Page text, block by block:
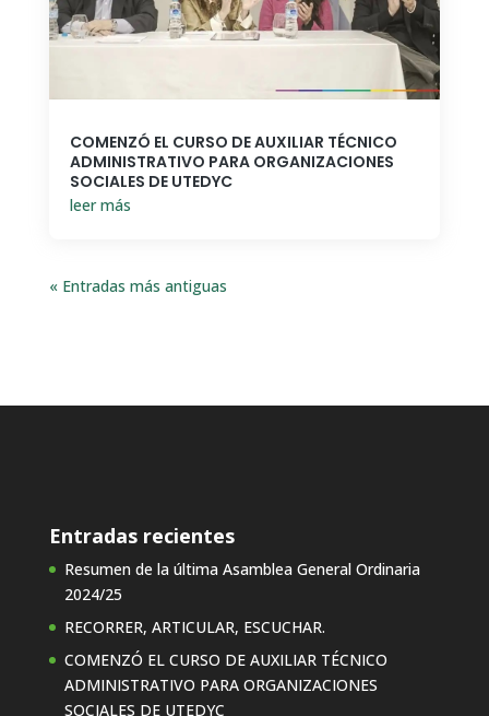
COMENZÓ EL CURSO DE AUXILIAR TÉCNICO
ADMINISTRATIVO PARA ORGANIZACIONES
SOCIALES DE UTEDYC
leer más
« Entradas más antiguas
Entradas recientes
Resumen de la última Asamblea General Ordinaria
2024/25
RECORRER, ARTICULAR, ESCUCHAR.
COMENZÓ EL CURSO DE AUXILIAR TÉCNICO
ADMINISTRATIVO PARA ORGANIZACIONES
SOCIALES DE UTEDYC